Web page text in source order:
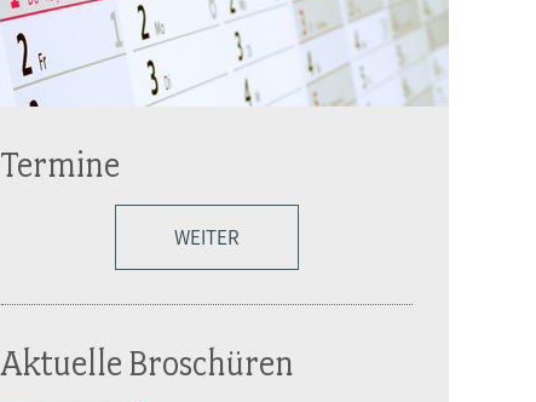
Termine
WEITER
Aktuelle Broschüren